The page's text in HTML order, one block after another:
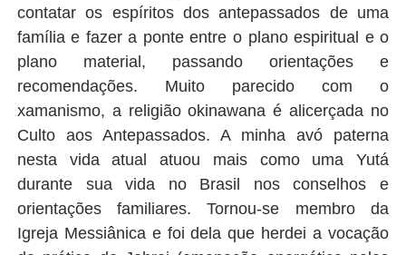
contatar os espíritos dos antepassados de uma
família e fazer a ponte entre o plano espiritual e o
plano material, passando orientações e
recomendações. Muito parecido com o
xamanismo, a religião okinawana é alicerçada no
Culto aos Antepassados. A minha avó paterna
nesta vida atual atuou mais como uma Yutá
durante sua vida no Brasil nos conselhos e
orientações familiares. Tornou-se membro da
Igreja Messiânica e foi dela que herdei a vocação